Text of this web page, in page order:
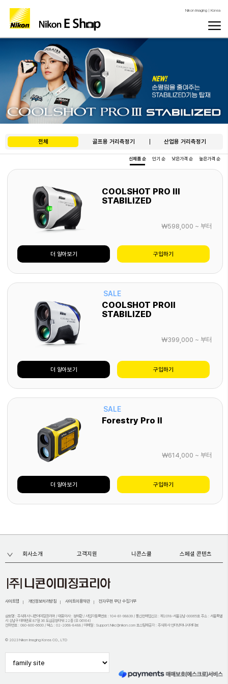
Nikon Imaging | Korea
전체 골프용 거리측정기 산업용 거리측정기
신제품 순 인기 순 낮은가격 순 높은가격 순
COOLSHOT PRO III
STABILIZED
￦598,000 ~ 부터
더 알아보기 구입하기
SALE
COOLSHOT PROII
STABILIZED
￦399,000 ~ 부터
더 알아보기 구입하기
SALE
Forestry Pro II
￦614,000 ~ 부터
더 알아보기 구입하기
회사소개 고객지원 니콘스쿨 스페셜 콘텐츠
사이트맵 개인정보처리방침 사이트이용약관 전자우편 무단 수집거부
상호명 : 주식회사 니콘이미징코리아 / 대표이사 : 정해환 / 사업자등록번호 : 104-81-98839 / 통신판매업신고 : 제2018-서울강남-00065호 주소 : 서울특별
시 강남구 테헤란로 87길 36 도심공항타워 22층 (우 06164)
전화번호 : 080-800-6600 / 팩스 : 02-2068-8488 / 이메일 : Support.Nikc@nikon.com 호스팅제공자 : 주식회사 인터넷이니시어티브
© 2023 Nikon Imaging Korea CO., LTD